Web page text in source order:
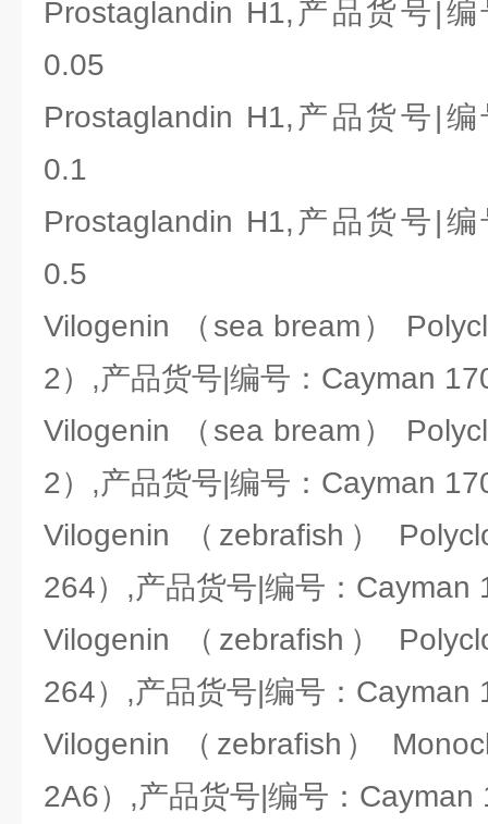
Prostaglandin H1,产品货号|
0.05
Prostaglandin H1,产品货号|
0.1
Prostaglandin H1,产品货号|
0.5
Vilogenin （sea bream）
2）,产品货号|编号：Cayman
Vilogenin （sea bream）
2）,产品货号|编号：Cayman
Vilogenin （zebrafish）
264）,产品货号|编号：Cayman
Vilogenin （zebrafish）
264）,产品货号|编号：Cayman
Vilogenin （zebrafish）
2A6）,产品货号|编号：Cayman